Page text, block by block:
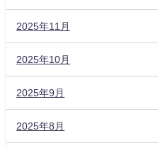
2025年11月
2025年10月
2025年9月
2025年8月